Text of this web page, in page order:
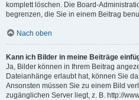
komplett löschen. Die Board-
begrenzen, die Sie in einem Beitrag
Nach oben
Kann ich Bilder in meine Beiträge
Ja, Bilder können in Ihrem Beitrag
Dateianhänge erlaubt hat, können Sie
Ansonsten müssen Sie zu einem Bild
zugänglichen Server liegt, z. B. http://